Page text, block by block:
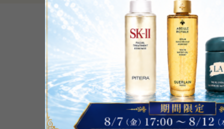
瞬時にとろけ、1日中続
11%
OFF